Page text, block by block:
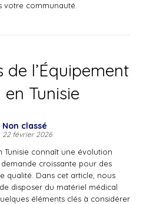
votre communauté.
de l’Équipement
Tunisie
Non classé
22 février 2026
Tunisie connaît une évolution
croissante pour des
qualité. Dans cet article, nous
disposer du matériel médical
éléments clés à considérer